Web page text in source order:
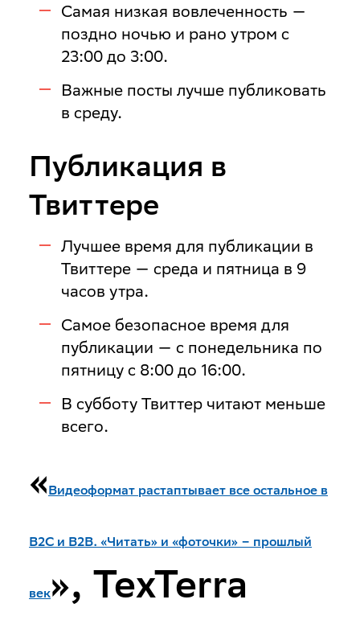
Самая низкая вовлеченность —
поздно ночью и рано утром с
23:00 до 3:00.
Важные посты лучше публиковать
в среду.
Публикация в
Твиттере
Лучшее время для публикации в
Твиттере — среда и пятница в 9
часов утра.
Самое безопасное время для
публикации — с понедельника по
пятницу с 8:00 до 16:00.
В субботу Твиттер читают меньше
всего.
«Видеоформат растаптывает все остальное в
B2C и B2B. «Читать» и «фоточки» – прошлый
век», TexTerra